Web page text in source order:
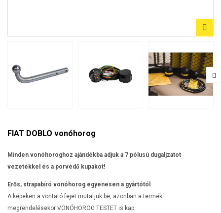
FIAT DOBLO vonóhorog
Minden vonóhoroghoz ajándékba adjuk a 7 pólusú dugaljzatot
vezetékkel és a porvédő kupakot!
Erős, strapabíró vonóhorog egyenesen a gyártótól
A képeken a vontató fejet mutatjuk be, azonban a termék
megrendelésekor VONÓHOROG TESTET is kap.